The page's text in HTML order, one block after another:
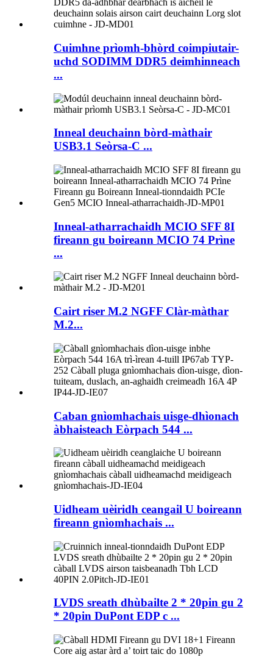
Cuimhne prìomh-bhòrd coimpiutair-
uchd SODIMM DDR5 deimhinneach
...
Inneal deuchainn bòrd-màthair
USB3.1 Seòrsa-C ...
Inneal-atharrachaidh MCIO SFF 8I
fireann gu boireann MCIO 74 Prìne
...
Cairt riser M.2 NGFF Clàr-màthar
M.2...
Caban gnìomhachais uisge-dhìonach
àbhaisteach Eòrpach 544 ...
Uidheam uèiridh ceangail U boireann
fireann gnìomhachais ...
LVDS sreath dhùbailte 2 * 20pin gu 2
* 20pin DuPont EDP c ...